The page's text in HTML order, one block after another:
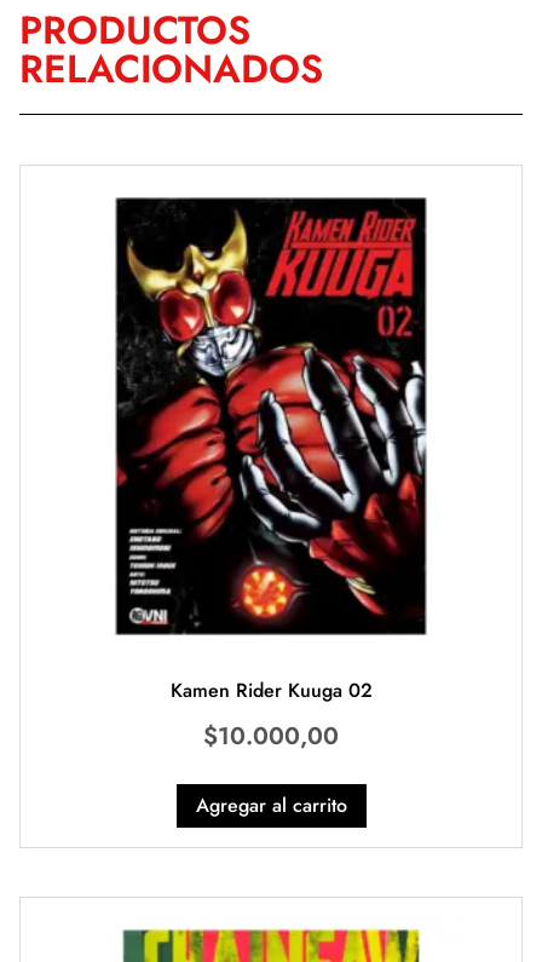
PRODUCTOS
RELACIONADOS
Kamen Rider Kuuga 02
$10.000,00
Agregar al carrito